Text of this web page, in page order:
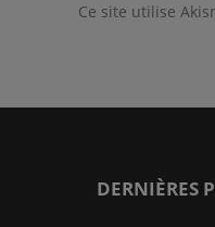
Ce site utilise
DERNIÈRES